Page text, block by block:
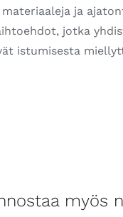
ja
jotka
istumisesta
myös